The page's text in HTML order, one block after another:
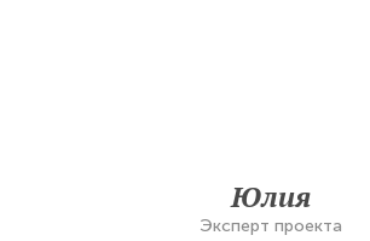
Юлия
Эксперт проекта